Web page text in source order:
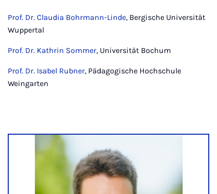
Prof. Dr. Claudia Bohrmann-Linde, Bergische Universität
Wuppertal
Prof. Dr. Kathrin Sommer, Universität Bochum
Prof. Dr. Isabel Rubner, Pädagogische Hochschule
Weingarten